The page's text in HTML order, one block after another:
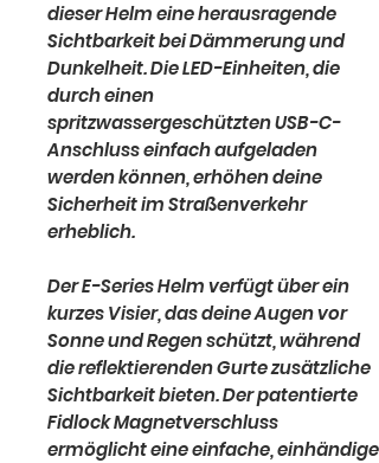
dieser Helm eine herausragende
Sichtbarkeit bei Dämmerung und
Dunkelheit. Die LED-Einheiten, die
durch einen
spritzwassergeschützten USB-C-
Anschluss einfach aufgeladen
werden können, erhöhen deine
Sicherheit im Straßenverkehr
erheblich.
Der E-Series Helm verfügt über ein
kurzes Visier, das deine Augen vor
Sonne und Regen schützt, während
die reflektierenden Gurte zusätzliche
Sichtbarkeit bieten. Der patentierte
Fidlock Magnetverschluss
ermöglicht eine einfache, einhändige